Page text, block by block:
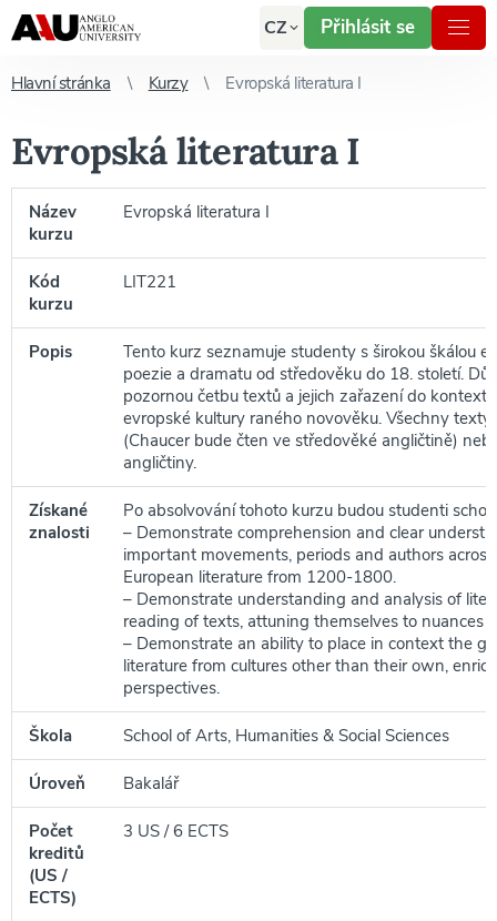
CZ Přihlásit se
Hlavní stránka Kurzy Evropská literatura I
Evropská literatura I
Název
kurzu
Evropská literatura I
Kód
kurzu
LIT221
Popis
Tento kurz seznamuje studenty s širokou škálou
poezie a dramatu od středověku do 18. století.
pozornou četbu textů a jejich zařazení do
evropské kultury raného novověku. Všechny texty
(Chaucer bude čten ve středověké angličtině)
angličtiny.
Získané
znalosti
Po absolvování tohoto kurzu budou studenti
– Demonstrate comprehension and clear
important movements, periods and authors
European literature from 1200-1800.
– Demonstrate understanding and analysis of
reading of texts, attuning themselves to nuances
– Demonstrate an ability to place in context the
literature from cultures other than their own,
perspectives.
Škola School of Arts, Humanities & Social Sciences
Úroveň Bakalář
Počet
kreditů
(US /
ECTS)
3 US / 6 ECTS